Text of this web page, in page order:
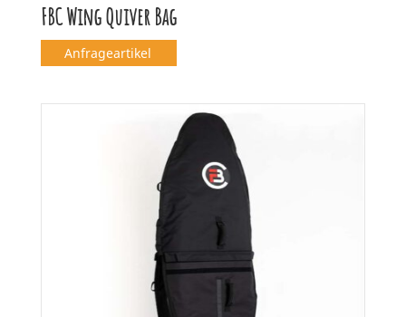
FBC Wing Quiver Bag
Anfrageartikel